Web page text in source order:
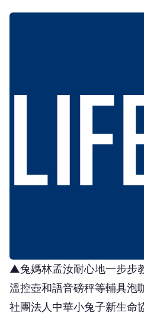
▲兔媽林孟汝耐心地一步步
溫控壺和語音磅秤等輔具泡
社團法人中華小兔子新生命